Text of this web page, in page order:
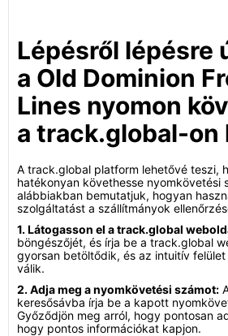
Lépésről lépésre
a Old Dominion
Lines nyomon
a track.global-on
A track.global platform lehetővé teszi,
hatékonyan követhesse nyomkövetési
alábbiakban bemutatjuk, hogyan
szolgáltatást a szállítmányok
1. Látogasson el a track.global
böngészőjét, és írja be a track.global
gyorsan betöltődik, és az intuitív
válik.
2. Adja meg a nyomkövetési számot:
keresősávba írja be a kapott
Győződjön meg arról, hogy pontosan
hogy pontos információkat kapjon.